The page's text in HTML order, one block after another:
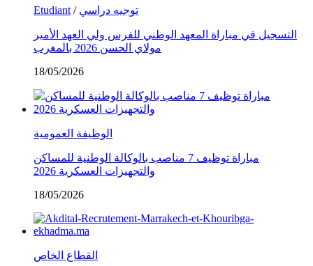
Etudiant / توجيه دراسي
التسجيل في مباراة المعهد الوطني للفرس ولي العهد الأمير
مولاي الحسن 2026 بالمغرب
18/05/2026
الوظيفة العمومية
مباراة توظيف 7 مناصب بالوكالة الوطنية للمساكن
والتجهيزات العسكرية 2026
18/05/2026
القطاع الخاص